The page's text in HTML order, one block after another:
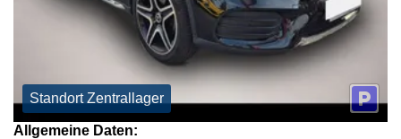
Standort Zentrallager
Allgemeine Daten: